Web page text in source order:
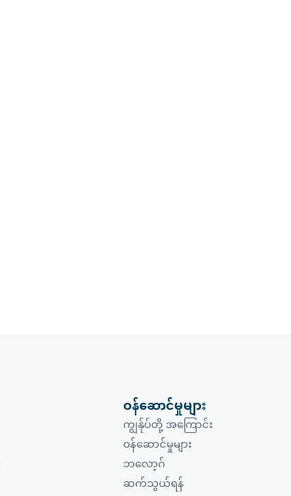
ဝန်ဆောင်မှုများ
ကျွန်ုပ်တို့ အကြောင်း
ဝန်ဆောင်မှုများ
ဘလော့ဂ်
ဆက်သွယ်ရန်